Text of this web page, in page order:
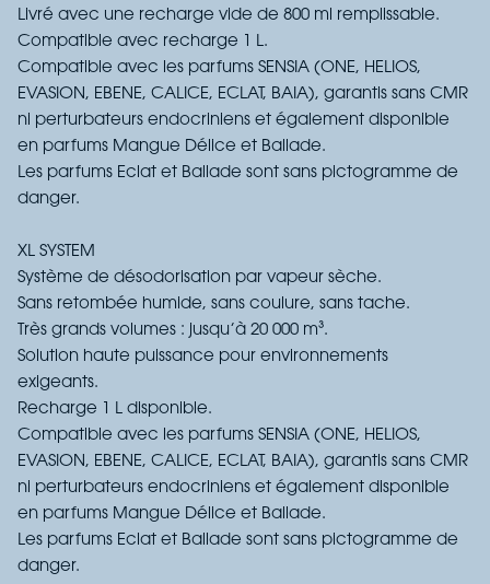
Livré avec une recharge vide de 800 ml remplissable.
Compatible avec recharge 1 L.
Compatible avec les parfums SENSIA (ONE, HELIOS,
EVASION, EBENE, CALICE, ECLAT, BAIA), garantis sans CMR
ni perturbateurs endocriniens et également disponible
en parfums Mangue Délice et Ballade.
Les parfums Eclat et Ballade sont sans pictogramme de
danger.
XL SYSTEM
Système de désodorisation par vapeur sèche.
Sans retombée humide, sans coulure, sans tache.
Très grands volumes : jusqu’à 20 000 m³.
Solution haute puissance pour environnements
exigeants.
Recharge 1 L disponible.
Compatible avec les parfums SENSIA (ONE, HELIOS,
EVASION, EBENE, CALICE, ECLAT, BAIA), garantis sans CMR
ni perturbateurs endocriniens et également disponible
en parfums Mangue Délice et Ballade.
Les parfums Eclat et Ballade sont sans pictogramme de
danger.